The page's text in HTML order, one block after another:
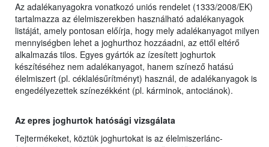
Az adalékanyagokra vonatkozó uniós rendelet (1333/2008/EK)
tartalmazza az élelmiszerekben használható adalékanyagok
listáját, amely pontosan előírja, hogy mely adalékanyagot milyen
mennyiségben lehet a joghurthoz hozzáadni, az ettől eltérő
alkalmazás tilos. Egyes gyártók az ízesített joghurtok
készítéséhez nem adalékanyagot, hanem színező hatású
élelmiszert (pl. céklalésűrítményt) használ, de adalékanyagok is
engedélyezettek színezékként (pl. kárminok, antociánok).
Az epres joghurtok hatósági vizsgálata
Tejtermékeket, köztük joghurtokat is az élelmiszerlánc-